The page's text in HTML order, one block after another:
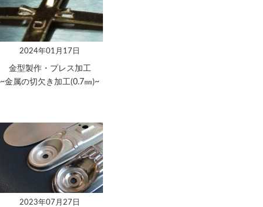
2024年01月17日
金型製作・プレス加工
~金属の切欠き加工(0.7㎜)~
2023年07月27日